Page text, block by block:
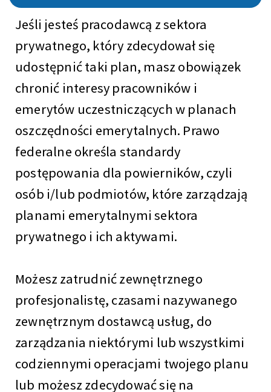
Jeśli jesteś pracodawcą z sektora
prywatnego, który zdecydował się
udostępnić taki plan, masz obowiązek
chronić interesy pracowników i
emerytów uczestniczących w planach
oszczędności emerytalnych. Prawo
federalne określa standardy
postępowania dla powierników, czyli
osób i/lub podmiotów, które zarządzają
planami emerytalnymi sektora
prywatnego i ich aktywami.
Możesz zatrudnić zewnętrznego
profesjonalistę, czasami nazywanego
zewnętrznym dostawcą usług, do
zarządzania niektórymi lub wszystkimi
codziennymi operacjami twojego planu
lub możesz zdecydować się na